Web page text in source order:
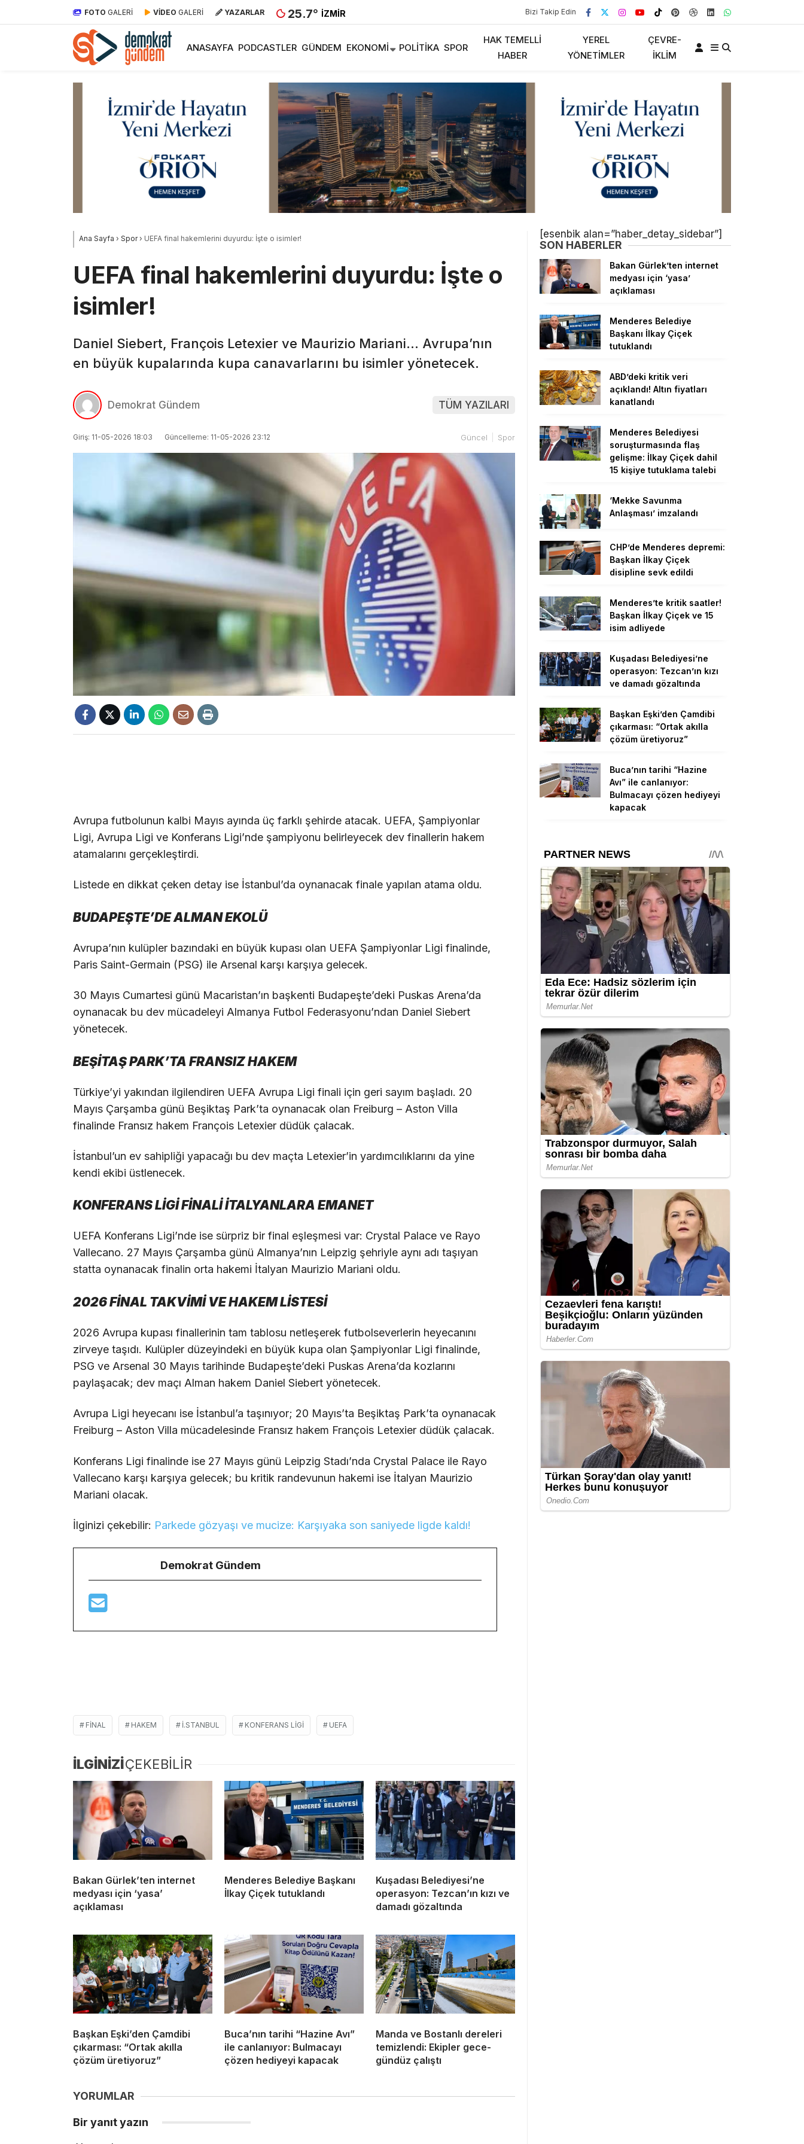
FOTO GALERİ VİDEO GALERİ YAZARLAR 25.7° İZMIR Bizi Takip Edin
ANASAYFA PODCASTLER GÜNDEM EKONOMI POLITIKA SPOR
HAK TEMELLI
HABER
YEREL
YÖNETIMLER
ÇEVRE-
İKLIM
Ana Sayfa › Spor› UEFA final hakemlerini duyurdu: İşte o isimler!
UEFA final hakemlerini duyurdu: İşte o
isimler!
Daniel Siebert, François Letexier ve Maurizio Mariani… Avrupa’nın
en büyük kupalarında kupa canavarlarını bu isimler yönetecek.
Demokrat Gündem TÜM YAZILARI
Giriş: 11-05-2026 18:03 Güncelleme: 11-05-2026 23:12 Güncel Spor
Avrupa futbolunun kalbi Mayıs ayında üç farklı şehirde atacak. UEFA, Şampiyonlar
Ligi, Avrupa Ligi ve Konferans Ligi’nde şampiyonu belirleyecek dev finallerin hakem
atamalarını gerçekleştirdi.
Listede en dikkat çeken detay ise İstanbul’da oynanacak finale yapılan atama oldu.
BUDAPEŞTE’DE ALMAN EKOLÜ
Avrupa’nın kulüpler bazındaki en büyük kupası olan UEFA Şampiyonlar Ligi finalinde,
Paris Saint-Germain (PSG) ile Arsenal karşı karşıya gelecek.
30 Mayıs Cumartesi günü Macaristan’ın başkenti Budapeşte’deki Puskas Arena’da
oynanacak bu dev mücadeleyi Almanya Futbol Federasyonu’ndan Daniel Siebert
yönetecek.
BEŞİTAŞ PARK’TA FRANSIZ HAKEM
Türkiye’yi yakından ilgilendiren UEFA Avrupa Ligi finali için geri sayım başladı. 20
Mayıs Çarşamba günü Beşiktaş Park’ta oynanacak olan Freiburg – Aston Villa
finalinde Fransız hakem François Letexier düdük çalacak.
İstanbul’un ev sahipliği yapacağı bu dev maçta Letexier’in yardımcılıklarını da yine
kendi ekibi üstlenecek.
KONFERANS LİGİ FİNALİ İTALYANLARA EMANET
UEFA Konferans Ligi’nde ise sürpriz bir final eşleşmesi var: Crystal Palace ve Rayo
Vallecano. 27 Mayıs Çarşamba günü Almanya’nın Leipzig şehriyle aynı adı taşıyan
statta oynanacak finalin orta hakemi İtalyan Maurizio Mariani oldu.
2026 FİNAL TAKVİMİ VE HAKEM LİSTESİ
2026 Avrupa kupası finallerinin tam tablosu netleşerek futbolseverlerin heyecanını
zirveye taşıdı. Kulüpler düzeyindeki en büyük kupa olan Şampiyonlar Ligi finalinde,
PSG ve Arsenal 30 Mayıs tarihinde Budapeşte’deki Puskas Arena’da kozlarını
paylaşacak; dev maçı Alman hakem Daniel Siebert yönetecek.
Avrupa Ligi heyecanı ise İstanbul’a taşınıyor; 20 Mayıs’ta Beşiktaş Park’ta oynanacak
Freiburg – Aston Villa mücadelesinde Fransız hakem François Letexier düdük çalacak.
Konferans Ligi finalinde ise 27 Mayıs günü Leipzig Stadı’nda Crystal Palace ile Rayo
Vallecano karşı karşıya gelecek; bu kritik randevunun hakemi ise İtalyan Maurizio
Mariani olacak.
İlginizi çekebilir: Parkede gözyaşı ve mucize: Karşıyaka son saniyede ligde kaldı!
Demokrat Gündem
FİNAL HAKEM İ.STANBUL KONFERANS LİGİ UEFA
İLGİNİZİÇEKEBİLİR
Bakan Gürlek’ten internet
medyası için ‘yasa’
açıklaması
Menderes Belediye Başkanı
İlkay Çiçek tutuklandı
Kuşadası Belediyesi’ne
operasyon: Tezcan’ın kızı ve
damadı gözaltında
Başkan Eşki’den Çamdibi
çıkarması: “Ortak akılla
çözüm üretiyoruz”
Buca’nın tarihi “Hazine Avı”
ile canlanıyor: Bulmacayı
çözen hediyeyi kapacak
Manda ve Bostanlı dereleri
temizlendi: Ekipler gece-
gündüz çalıştı
YORUMLAR
Bir yanıt yazın
[esenbik alan=”haber_detay_sidebar”]
SON HABERLER
Bakan Gürlek’ten internet
medyası için ‘yasa’
açıklaması
Menderes Belediye
Başkanı İlkay Çiçek
tutuklandı
ABD’deki kritik veri
açıklandı! Altın fiyatları
kanatlandı
Menderes Belediyesi
soruşturmasında flaş
gelişme: İlkay Çiçek dahil
15 kişiye tutuklama talebi
‘Mekke Savunma
Anlaşması’ imzalandı
CHP’de Menderes depremi:
Başkan İlkay Çiçek
disipline sevk edildi
Menderes’te kritik saatler!
Başkan İlkay Çiçek ve 15
isim adliyede
Kuşadası Belediyesi’ne
operasyon: Tezcan’ın kızı
ve damadı gözaltında
Başkan Eşki’den Çamdibi
çıkarması: “Ortak akılla
çözüm üretiyoruz”
Buca’nın tarihi “Hazine
Avı” ile canlanıyor:
Bulmacayı çözen hediyeyi
kapacak